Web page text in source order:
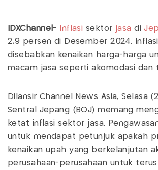
IDXChannel- Inflasi sektor jasa di
2,9 persen di Desember 2024.
disebabkan kenaikan harga-harga
macam jasa seperti akomodasi dan
Dilansir Channel News Asia, Selasa
Sentral Jepang (BOJ) memang
ketat inflasi sektor jasa.
untuk mendapat petunjuk apakah
kenaikan upah yang berkelanjutan
perusahaan-perusahaan untuk